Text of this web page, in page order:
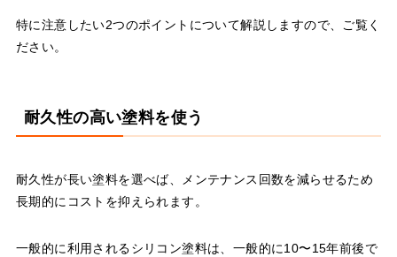
特に注意したい2つのポイントについて解説しますので、ご覧く
ださい。
耐久性の高い塗料を使う
耐久性が長い塗料を選べば、メンテナンス回数を減らせるため
長期的にコストを抑えられます。
一般的に利用されるシリコン塗料は、一般的に10〜15年前後で